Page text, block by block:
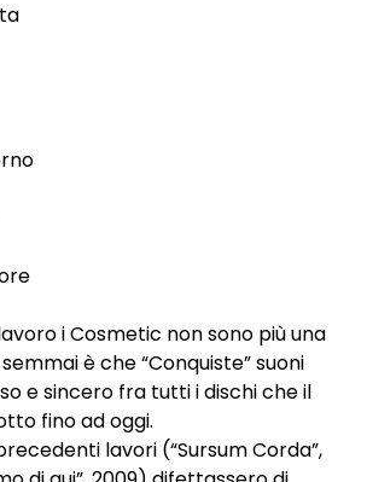
i Cosmetic non sono più una
è che “Conquiste” suoni
e sincero fra tutti i dischi che il
fino ad oggi.
lavori (“Sursum Corda”,